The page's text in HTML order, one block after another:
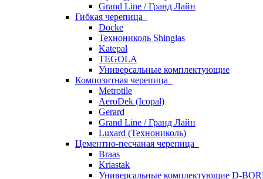
Grand Line / Гранд Лайн
Гибкая черепица
Docke
Технониколь Shinglas
Katepal
TEGOLA
Универсальные комплектующие
Композитная черепица
Metrotile
AeroDek (Icopal)
Gerard
Grand Line / Гранд Лайн
Luxard (Технониколь)
Цементно-песчаная черепица
Braas
Kriastak
Универсальные комплектующие D-